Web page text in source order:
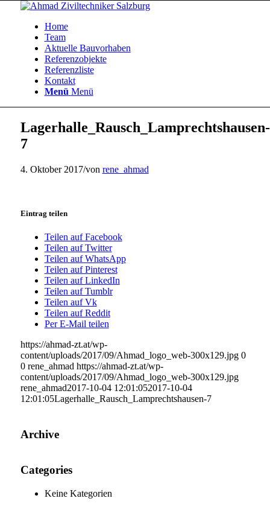
Home
Team
Aktuelle Bauvorhaben
Referenzobjekte
Referenzliste
Kontakt
Menü Menü
Lagerhalle_Rausch_Lamprechtshausen-
7
4. Oktober 2017/von rene_ahmad
Eintrag teilen
Teilen auf Facebook
Teilen auf Twitter
Teilen auf WhatsApp
Teilen auf Pinterest
Teilen auf LinkedIn
Teilen auf Tumblr
Teilen auf Vk
Teilen auf Reddit
Per E-Mail teilen
https://ahmad-zt.at/wp-
content/uploads/2017/09/Ahmad_logo_web-300x129.jpg 0
0 rene_ahmad https://ahmad-zt.at/wp-
content/uploads/2017/09/Ahmad_logo_web-300x129.jpg
rene_ahmad2017-10-04 12:01:052017-10-04
12:01:05Lagerhalle_Rausch_Lamprechtshausen-7
Archive
Categories
Keine Kategorien